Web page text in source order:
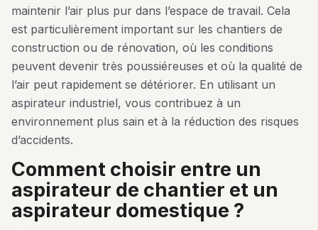
maintenir l’air plus pur dans l’espace de travail. Cela
est particulièrement important sur les chantiers de
construction ou de rénovation, où les conditions
peuvent devenir très poussiéreuses et où la qualité de
l’air peut rapidement se détériorer. En utilisant un
aspirateur industriel, vous contribuez à un
environnement plus sain et à la réduction des risques
d’accidents.
comment choisir entre un
aspirateur de chantier et un
aspirateur domestique ?